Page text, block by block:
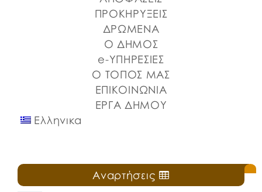
Στερεάς Ελλάδας και του Ο.Π.Α.ΣΤ.Ε, του Οργανισμού
Λιμένων Ν. Εύβοιας και του Επιμελητηρίου Εύβοιας.
⚓️Η επίσημη έναρξη πραγματοποιήθηκε με την
ΠΡΟΚΗΡΥΞΕΙΣ
ΔΡΩΜΕΝΑ
Ο ΔΗΜΟΣ
e-ΥΠΗΡΕΣΙΕΣ
Ο ΤΟΠΟΣ ΜΑΣ
ΕΠΙΚΟΙΝΩΝΙΑ
ΕΡΓΑ ΔΗΜΟΥ
Ελληνικα
Αναρτήσεις